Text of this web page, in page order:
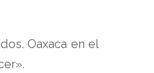
Oaxaca en el